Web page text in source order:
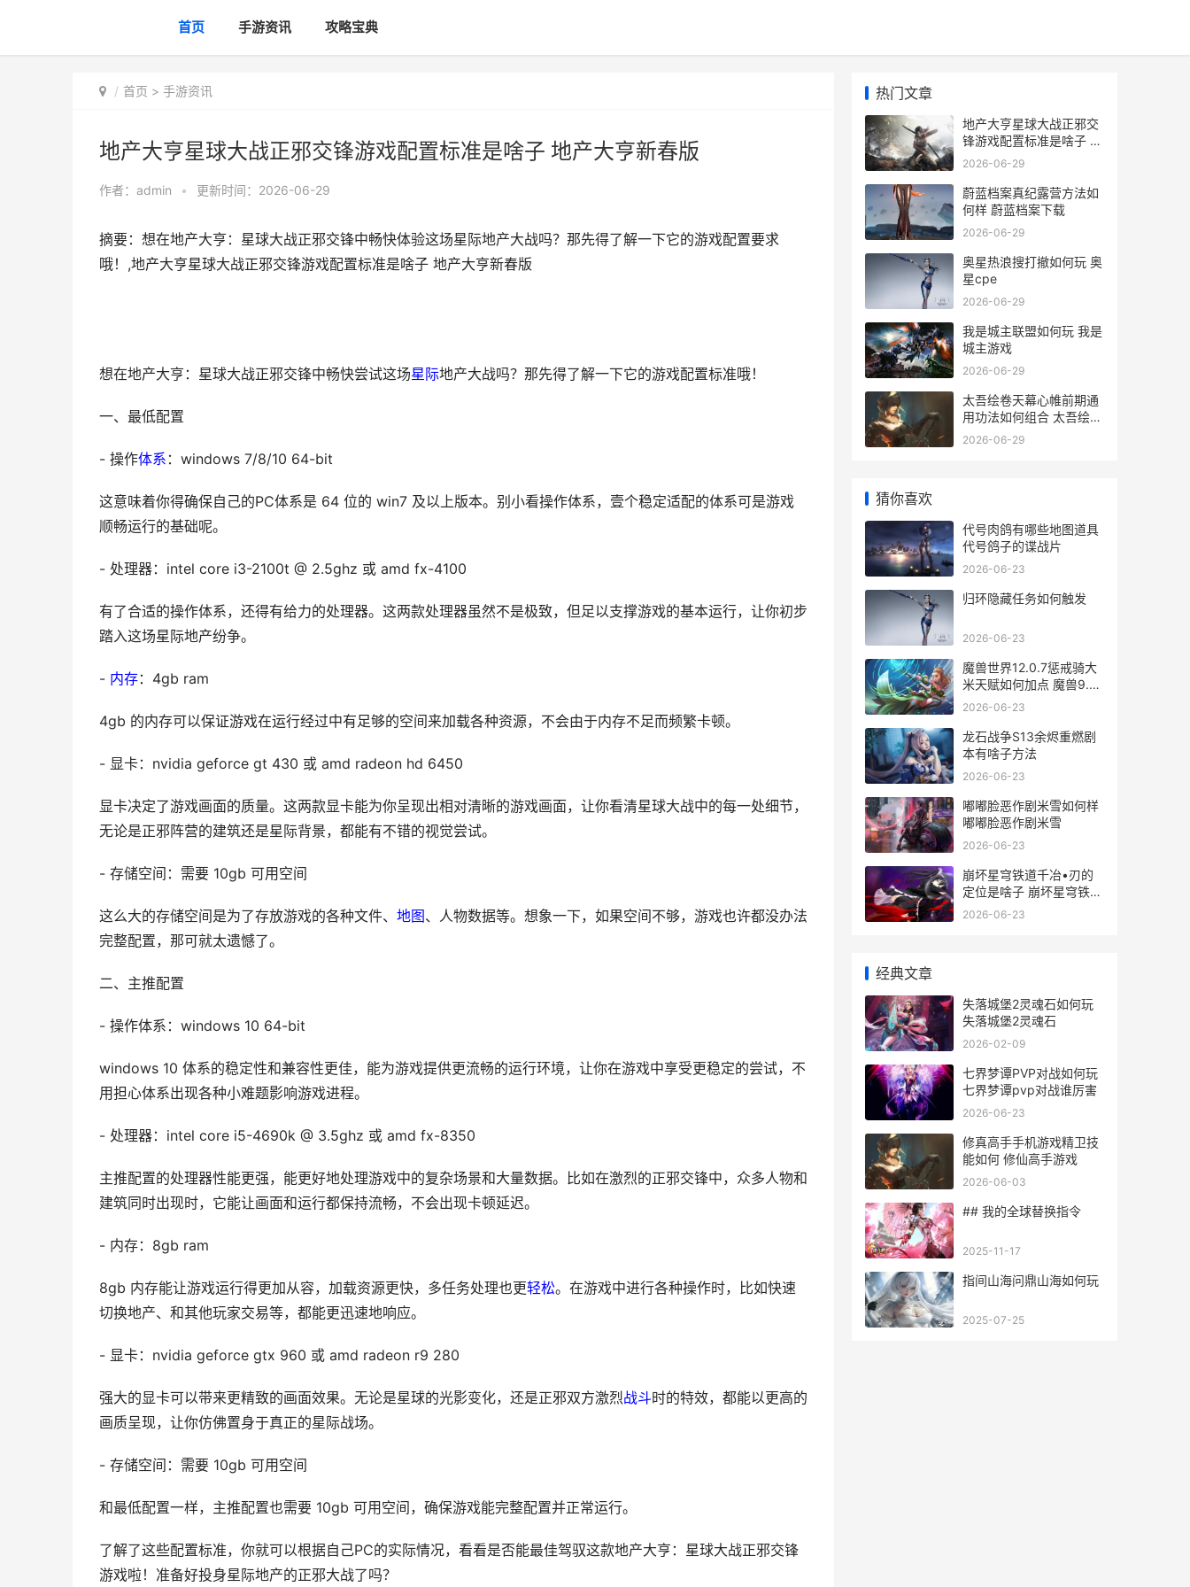
首页 手游资讯 攻略宝典
首页 > 手游资讯
地产大亨星球大战正邪交锋游戏配置标准是啥子 地产大亨新春版
作者： admin • 更新时间：2026-06-29
摘要：想在地产大亨：星球大战正邪交锋中畅快体验这场星际地产大战吗？那先得了解一下它的游戏配置要求
哦！,地产大亨星球大战正邪交锋游戏配置标准是啥子 地产大亨新春版
想在地产大亨：星球大战正邪交锋中畅快尝试这场星际地产大战吗？那先得了解一下它的游戏配置标准哦！
一、最低配置
- 操作体系 ：windows 7/8/10 64-bit
这意味着你得确保自己的PC体系是 64 位的 win7 及以上版本。别小看操作体系，壹个稳定适配的体系可是游戏
顺畅运行的基础呢。
- 处理器：intel core i3-2100t @ 2.5ghz 或 amd fx-4100
有了合适的操作体系，还得有给力的处理器。这两款处理器虽然不是极致，但足以支撑游戏的基本运行，让你初步
踏入这场星际地产纷争。
- 内存：4gb ram
4gb 的内存可以保证游戏在运行经过中有足够的空间来加载各种资源，不会由于内存不足而频繁卡顿。
- 显卡：nvidia geforce gt 430 或 amd radeon hd 6450
显卡决定了游戏画面的质量。这两款显卡能为你呈现出相对清晰的游戏画面，让你看清星球大战中的每一处细节，
无论是正邪阵营的建筑还是星际背景，都能有不错的视觉尝试。
- 存储空间：需要 10gb 可用空间
这么大的存储空间是为了存放游戏的各种文件、 地图、人物数据等。想象一下，如果空间不够，游戏也许都没办法
完整配置，那可就太遗憾了。
二、主推配置
- 操作体系：windows 10 64-bit
windows 10 体系的稳定性和兼容性更佳，能为游戏提供更流畅的运行环境，让你在游戏中享受更稳定的尝试，不
用担心体系出现各种小难题影响游戏进程。
- 处理器：intel core i5-4690k @ 3.5ghz 或 amd fx-8350
主推配置的处理器性能更强，能更好地处理游戏中的复杂场景和大量数据。比如在激烈的正邪交锋中，众多人物和
建筑同时出现时，它能让画面和运行都保持流畅，不会出现卡顿延迟。
- 内存：8gb ram
8gb 内存能让游戏运行得更加从容，加载资源更快，多任务处理也更轻松。在游戏中进行各种操作时，比如快速
切换地产、和其他玩家交易等，都能更迅速地响应。
- 显卡：nvidia geforce gtx 960 或 amd radeon r9 280
强大的显卡可以带来更精致的画面效果。无论是星球的光影变化，还是正邪双方激烈战斗时的特效，都能以更高的
画质呈现，让你仿佛置身于真正的星际战场。
- 存储空间：需要 10gb 可用空间
和最低配置一样，主推配置也需要 10gb 可用空间，确保游戏能完整配置并正常运行。
了解了这些配置标准，你就可以根据自己PC的实际情况，看看是否能最佳驾驭这款地产大亨：星球大战正邪交锋
游戏啦！准备好投身星际地产的正邪大战了吗？
热门文章
地产大亨星球大战正邪交
锋游戏配置标准是啥子 地
产大亨新春版
2026-06-29
蔚蓝档案真纪露营方法如
何样 蔚蓝档案下载
2026-06-29
奥星热浪搜打撤如何玩 奥
星cpe
2026-06-29
我是城主联盟如何玩 我是
城主游戏
2026-06-29
太吾绘卷天幕心帷前期通
用功法如何组合 太吾绘卷
天幕心帷和现在有啥区别
2026-06-29
猜你喜欢
代号肉鸽有哪些地图道具
代号鸽子的谍战片
2026-06-23
归环隐藏任务如何触发
2026-06-23
魔兽世界12.0.7惩戒骑大
米天赋如何加点 魔兽9.0
惩戒
2026-06-23
龙石战争S13余烬重燃剧
本有啥子方法
2026-06-23
嘟嘟脸恶作剧米雪如何样
嘟嘟脸恶作剧米雪
2026-06-23
崩坏星穹铁道千冶•刃的
定位是啥子 崩坏星穹铁道
千星纪游
2026-06-23
经典文章
失落城堡2灵魂石如何玩
失落城堡2灵魂石
2026-02-09
七界梦谭PVP对战如何玩
七界梦谭pvp对战谁厉害
2026-06-23
修真高手手机游戏精卫技
能如何 修仙高手游戏
2026-06-03
## 我的全球替换指令
2025-11-17
指间山海问鼎山海如何玩
2025-07-25